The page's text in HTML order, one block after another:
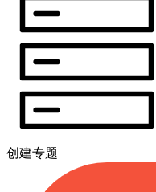
创建专题